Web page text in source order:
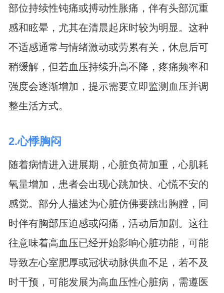
部位持续性钝痛或搏动性胀痛，伴有头部沉重
感和眩晕，尤其在清晨起床时较为明显。这种
不适感通常与情绪激动或劳累有关，休息后可
稍缓解，但若血压持续升高不降，疼痛频率和
强度会逐渐增加，提示需要立即监测血压并调
整生活方式。
2.心悸胸闷
随着病情进入进展期，心脏负荷加重，心肌耗
氧量增加，患者会出现心跳加快、心慌不安的
感觉。部分人描述为心脏仿佛要跳出胸膛，同
时伴有胸部压迫感或闷痛，活动后加剧。这往
往意味着高血压已经开始影响心脏功能，可能
导致左心室肥厚或冠状动脉供血不足，若不及
时干预，可能发展为高血压性心脏病，需遵医